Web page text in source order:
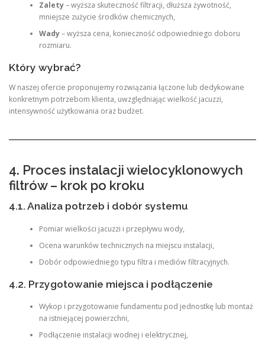
Zalety– wyższa skuteczność filtracji, dłuższa żywotność,
mniejsze zużycie środków chemicznych,
Wady– wyższa cena, konieczność odpowiedniego doboru
rozmiaru.
Który wybrać?
W naszej ofercie proponujemy rozwiązania łączone lub dedykowane
konkretnym potrzebom klienta, uwzględniając wielkość jacuzzi,
intensywność użytkowania oraz budżet.
4. Proces instalacji wielocyklonowych
filtrów – krok po kroku
4.1. Analiza potrzeb i dobór systemu
Pomiar wielkości jacuzzi i przepływu wody,
Ocena warunków technicznych na miejscu instalacji,
Dobór odpowiedniego typu filtra i mediów filtracyjnych.
4.2. Przygotowanie miejsca i podłączenie
Wykop i przygotowanie fundamentu pod jednostkę lub montaż
na istniejącej powierzchni,
Podłączenie instalacji wodnej i elektrycznej,